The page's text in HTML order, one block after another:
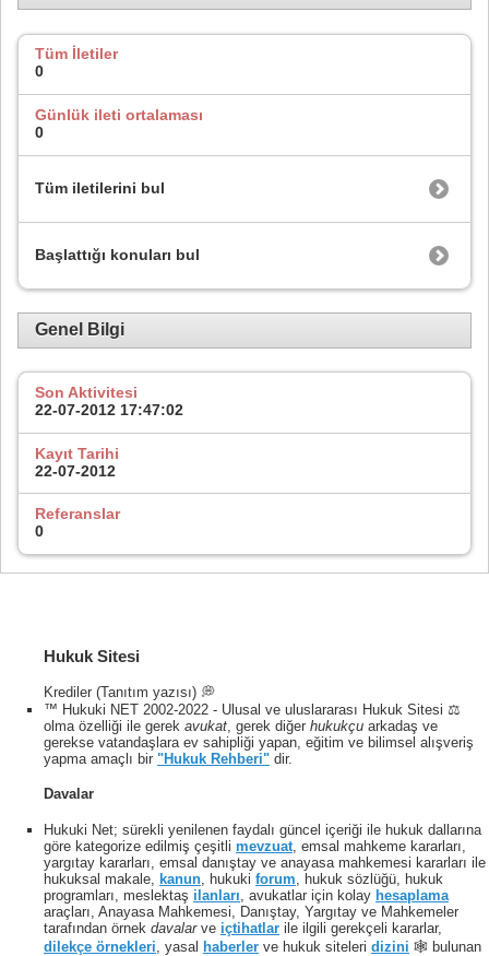
Tüm İletiler
0
Günlük ileti ortalaması
0
Tüm iletilerini bul
Başlattığı konuları bul
Genel Bilgi
Son Aktivitesi
22-07-2012 17:47:02
Kayıt Tarihi
22-07-2012
Referanslar
0
Hukuk Sitesi
Krediler (Tanıtım yazısı) 💭
™ Hukuki NET 2002-2022 - Ulusal ve uluslararası Hukuk Sitesi ⚖️
olma özelliği ile gerek avukat, gerek diğer hukukçu arkadaş ve
gerekse vatandaşlara ev sahipliği yapan, eğitim ve bilimsel alışveriş
yapma amaçlı bir "Hukuk Rehberi" dir.
Davalar
Hukuki Net; sürekli yenilenen faydalı güncel içeriği ile hukuk dallarına
göre kategorize edilmiş çeşitli mevzuat , emsal mahkeme kararları,
yargıtay kararları, emsal danıştay ve anayasa mahkemesi kararları ile
hukuksal makale, kanun , hukuki forum , hukuk sözlüğü, hukuk
programları, meslektaş ilanları , avukatlar için kolay hesaplama
araçları, Anayasa Mahkemesi, Danıştay, Yargıtay ve Mahkemeler
tarafından örnek davalarve içtihatlar ile ilgili gerekçeli kararlar,
dilekçe örnekleri , yasal haberler ve hukuk siteleri dizini 🕸 bulunan